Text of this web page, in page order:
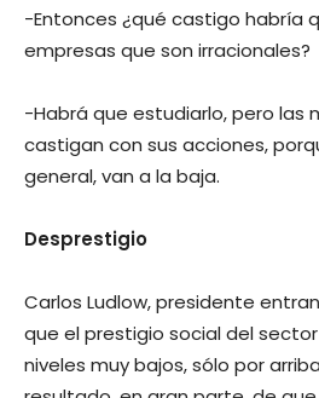
-Entonces ¿qué castigo habría
empresas que son irracionales?
-Habrá que estudiarlo, pero las
castigan con sus acciones,
general, van a la baja.
Desprestigio
Carlos Ludlow, presidente
que el prestigio social del
niveles muy bajos, sólo por